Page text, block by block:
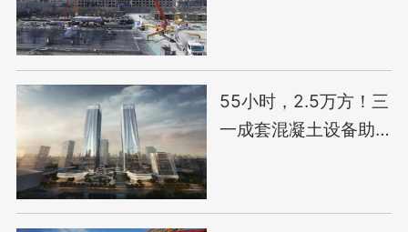
55小时，2.5万方！三
一成套混凝土设备助